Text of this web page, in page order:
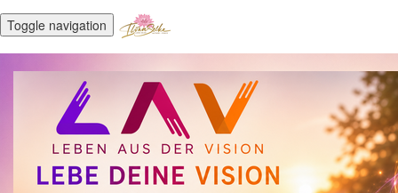
Toggle navigation